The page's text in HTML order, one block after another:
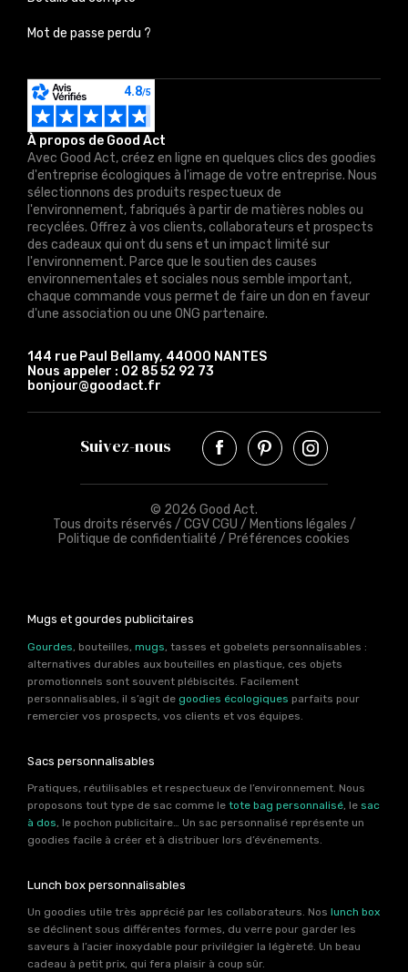
À propos de Good Act
Avec Good Act, créez en ligne en quelques clics des goodies
d'entreprise écologiques à l'image de votre entreprise. Nous
sélectionnons des produits respectueux de
l'environnement, fabriqués à partir de matières nobles ou
recyclées. Offrez à vos clients, collaborateurs et prospects
des cadeaux qui ont du sens et un impact limité sur
l'environnement. Parce que le soutien des causes
environnementales et sociales nous semble important,
chaque commande vous permet de faire un don en faveur
d'une association ou une ONG partenaire.
144 rue Paul Bellamy, 44000 NANTES
Nous appeler : 02 85 52 92 73
bonjour@goodact.fr
Mot de passe perdu ?
Suivez-nous
© 2026 Good Act.
Tous droits réservés / CGV CGU / Mentions légales /
Politique de confidentialité / Préférences cookies
Mugs et gourdes publicitaires
Gourdes , bouteilles, mugs , tasses et gobelets personnalisables :
alternatives durables aux bouteilles en plastique, ces objets
promotionnels sont souvent plébiscités. Facilement
personnalisables, il s’agit de goodies écologiques parfaits pour
remercier vos prospects, vos clients et vos équipes.
Sacs personnalisables
Pratiques, réutilisables et respectueux de l’environnement. Nous
proposons tout type de sac comme le tote bag personnalisé, le sac
à dos, le pochon publicitaire… Un sac personnalisé représente un
goodies facile à créer et à distribuer lors d’événements.
Lunch box personnalisables
Un goodies utile très apprécié par les collaborateurs. Nos lunch box
se déclinent sous différentes formes, du verre pour garder les
saveurs à l’acier inoxydable pour privilégier la légèreté. Un beau
cadeau à petit prix, qui fera plaisir à coup sûr.